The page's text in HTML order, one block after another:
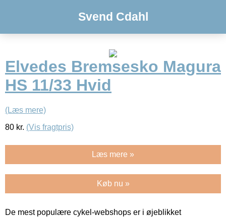
Svend Cdahl
Elvedes Bremsesko Magura
HS 11/33 Hvid
(Læs mere)
80 kr. (Vis fragtpris)
Læs mere »
Køb nu »
De mest populære cykel-webshops er i øjeblikket